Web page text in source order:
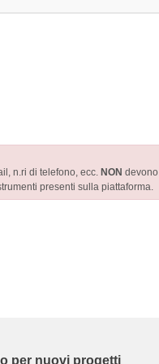
n.ri di telefono, ecc. NON devono
presenti sulla piattaforma.
per nuovi progetti